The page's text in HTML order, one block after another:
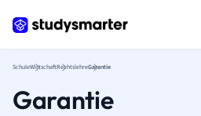
SchuleWirtschaftRechtslehreGarantie
Garantie